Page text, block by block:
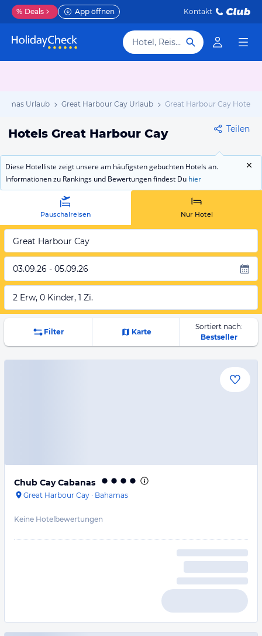
% Deals App öffnen Kontakt
Hotel, Reiseziel
Urlaub Great Harbour Cay Urlaub Great Harbour Cay Hotels
Hotels Great Harbour Cay Teilen
Diese Hotelliste zeigt unsere am häufigsten gebuchten Hotels an.
Informationen zu Rankings und Bewertungen findest Du hier
Pauschalreisen Nur Hotel
Great Harbour Cay
03.09.26 - 05.09.26
2 Erw, 0 Kinder, 1 Zi.
Filter Karte
Sortiert nach:
Bestseller
Chub Cay Cabanas
Great Harbour Cay · Bahamas
Keine Hotelbewertungen